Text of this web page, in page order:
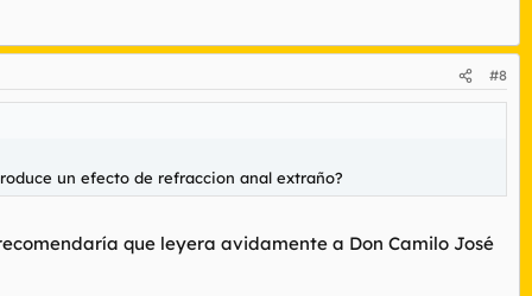
#8
un efecto de refraccion anal extraño?
que leyera avidamente a Don Camilo José